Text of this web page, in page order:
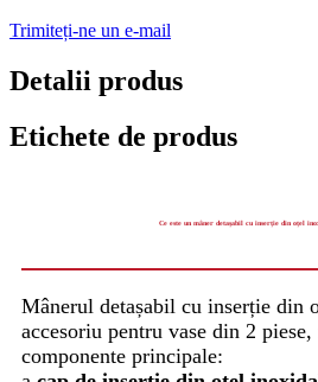
Trimiteți-ne un e-mail
Detalii produs
Etichete de produs
Ce este un mâner detașabil cu inserție din oțel
Mânerul detașabil cu inserție din
accesoriu pentru vase din 2
componente principale: